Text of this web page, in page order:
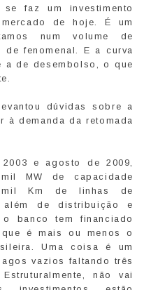
faz um investimento
de hoje. É um
num volume de
fenomenal. E a curva
a de desembolso, o que
dúvidas sobre a
à demanda da retomada
e agosto de 2009,
MW de capacidade
mil Km de linhas de
além de distribuição e
banco tem financiado
é mais ou menos o
Uma coisa é um
vazios faltando três
não vai